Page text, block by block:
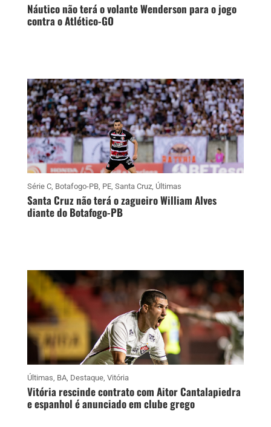
Náutico não terá o volante Wenderson para o jogo
contra o Atlético-GO
Série C, Botafogo-PB, PE, Santa Cruz, Últimas
Santa Cruz não terá o zagueiro William Alves
diante do Botafogo-PB
Últimas BA, Destaque, Vitória
Vitória rescinde contrato com Aitor Cantalapiedra
e espanhol é anunciado em clube grego